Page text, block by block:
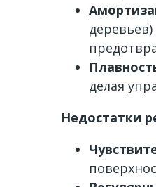
делая
Недостатки